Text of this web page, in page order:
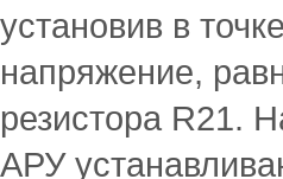
установив в
напряжение,
резистора R21.
АРУ